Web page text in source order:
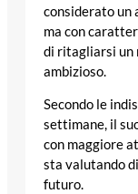
considerato un
ma con
di ritagliarsi un
ambizioso.
Secondo le
settimane, il
con maggiore
sta valutando
futuro.